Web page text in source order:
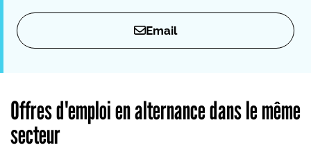
Email
Offres d'emploi en alternance dans le même
secteur